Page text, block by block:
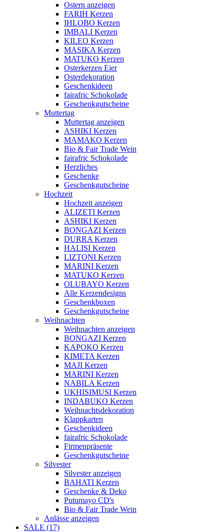
Ostern anzeigen
FARIH Kerzen
IHLOBO Kerzen
IMBALI Kerzen
KILEO Kerzen
MASIKA Kerzen
MATUKO Kerzen
Osterkerzen Eier
Osterdekoration
Geschenkideen
fairafric Schokolade
Geschenkgutscheine
Muttertag
Muttertag anzeigen
ASHIKI Kerzen
MAMAKO Kerzen
Bio & Fair Trade Wein
fairafric Schokolade
Herzliches
Geschenke
Geschenkgutscheine
Hochzeit
Hochzeit anzeigen
ALIZETI Kerzen
ASHIKI Kerzen
BONGAZI Kerzen
DURRA Kerzen
HALISI Kerzen
LIZTONI Kerzen
MARINI Kerzen
MATUKO Kerzen
OLUBAYO Kerzen
Alle Kerzendesigns
Geschenkboxen
Geschenkgutscheine
Weihnachten
Weihnachten anzeigen
BONGAZI Kerzen
KAPOKO Kerzen
KIMETA Kerzen
MAJI Kerzen
MARINI Kerzen
NABILA Kerzen
UKHISIMUSI Kerzen
INDABUKO Kerzen
Weihnachtsdekoration
Klappkarten
Geschenkideen
fairafric Schokolade
Firmenpräsente
Geschenkgutscheine
Silvester
Silvester anzeigen
BAHATI Kerzen
Geschenke & Deko
Putumayo CD's
Bio & Fair Trade Wein
Anlässe anzeigen
SALE (17)